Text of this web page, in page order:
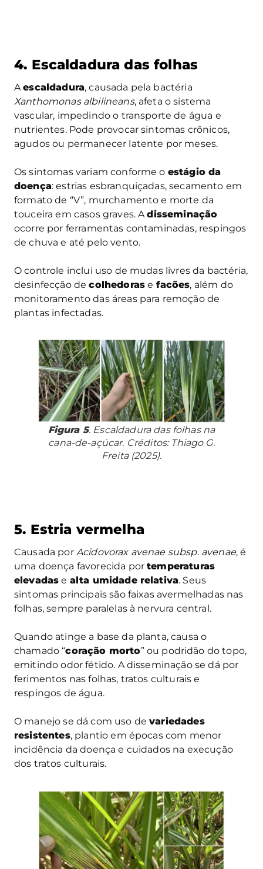
4. Escaldadura das folhas
Aescaldadura, causada pela bactéria
Xanthomonas albilineans, afeta o sistema
vascular, impedindo o transporte de água e
nutrientes. Pode provocar sintomas crônicos,
agudos ou permanecer latente por meses.
Os sintomas variam conforme o estágio da
doença: estrias esbranquiçadas, secamento em
formato de “V”, murchamento e morte da
touceira em casos graves. Adisseminação
ocorre por ferramentas contaminadas, respingos
de chuva e até pelo vento.
O controle inclui uso de mudas livres da bactéria,
desinfecção decolhedoras e facões, além do
monitoramento das áreas para remoção de
plantas infectadas.
Figura 5. Escaldadura das folhas na
cana-de-açúcar. Créditos: Thiago G.
Freita (2025).
5. Estria vermelha
Causada por Acidovorax avenae subsp. avenae, é
uma doença favorecida portemperaturas
elevadas e alta umidade relativa. Seus
sintomas principais são faixas avermelhadas nas
folhas, sempre paralelas à nervura central.
Quando atinge a base da planta, causa o
chamado “coração morto” ou podridão do topo,
emitindo odor fétido. A disseminação se dá por
ferimentos nas folhas, tratos culturais e
respingos de água.
O manejo se dá com uso devariedades
resistentes, plantio em épocas com menor
incidência da doença e cuidados na execução
dos tratos culturais.